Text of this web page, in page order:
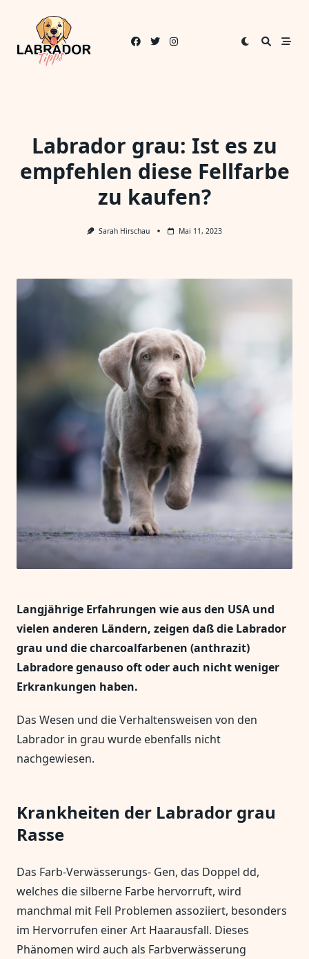
content
Labrador grau: Ist es zu
empfehlen diese Fellfarbe
zu kaufen?
Sarah Hirschau Mai 11, 2023
Langjährige Erfahrungen wie aus den USA und
vielen anderen Ländern, zeigen daß die Labrador
grau und die charcoalfarbenen (anthrazit)
Labradore genauso oft oder auch nicht weniger
Erkrankungen haben.
Das Wesen und die Verhaltensweisen von den
Labrador in grau wurde ebenfalls nicht
nachgewiesen.
Krankheiten der Labrador grau
Rasse
Das Farb-Verwässerungs- Gen, das Doppel dd,
welches die silberne Farbe hervorruft, wird
manchmal mit Fell Problemen assoziiert, besonders
im Hervorrufen einer Art Haarausfall. Dieses
Phänomen wird auch als Farbverwässerung